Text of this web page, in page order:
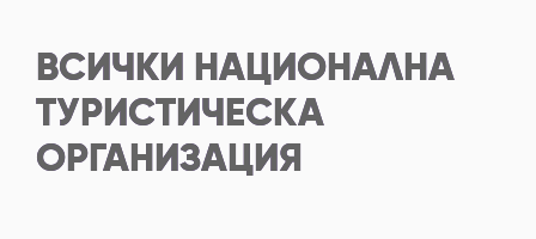
ВСИЧКИ
НАЦИОНАЛНА
ТУРИСТИЧЕСКА
ОРГАНИЗАЦИЯ